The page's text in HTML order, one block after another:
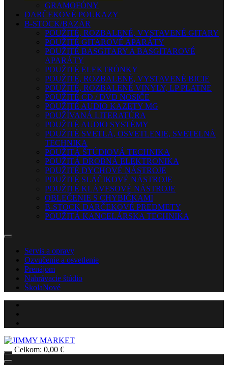
GRAMOFÓNY
DARČEKOVÉ POUKAZY
B-STOCK/BAZÁR
POUŽITÉ, ROZBALENÉ, VYSTAVENÉ GITARY
POUŽITÉ GITAROVÉ APARÁTY
POUŽITÉ BASGITARY A BASGITAROVÉ
APARÁTY
POUŽITÉ ELEKTRÓNKY
POUŽITÉ, ROZBALENÉ, VYSTAVENÉ BICIE
POUŽITÉ, ROZBALENÉ VINYLY, LP PLATNE
POUŽITÉ CD / DVD NOSIČE
POUŽITÉ AUDIO KAZETY MG
POUŽÍVANÁ LITERATÚRA
POUŽITÉ AUDIO SYSTÉMY
POUŽITÉ SVETLÁ, OSVETLENIE, SVETELNÁ
TECHNIKA
POUŽITÁ ŠTÚDIOVÁ TECHNIKA
POUŽITÁ DROBNÁ ELEKTRONIKA
POUŽITÉ DYCHOVÉ NÁSTROJE
POUŽITÉ SLÁČIKOVÉ NÁSTROJE
POUŽITÉ KLÁVESOVÉ NÁSTROJE
OBLEČENIE S CHYBIČKAMI
B-STOCK DARČEKOVÉ PREDMETY
POUŽITÁ KANCELÁRSKA TECHNIKA
Servis a opravy
Ozvučenie a osvetlenie
Prenájom
Nahrávacie štúdio
ŠkolaNové
Celkom: 0,00 €